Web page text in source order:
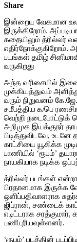
Share
இன்றைய வேகமான
இருக்கிறோம்.
கதையிலும் த்ரில்லர்
எதிர்நோக்குகிறோம்.
படங்கள் தமிழ்
வருகிறது
அந்த வரிசையில்
முக்கியத்துவம்
வரும் நிறுவனம்
சமீபத்திய க/பெ
வெற்றி நடைபோட்டுக்
அறிமுக இயக்குநர்
பிடித்துவிடவே, உடனே
காட்சியை யூகிக்க
பாணியில் ‘ரூபம்’
நாயகியாக நடிக்க
த்ரில்லர் படங்கள்
பிரதானமாக இருக்க
ஒளிப்பதிவாளராக
ஜிப்ரான், சண்டைக்
எடிட்டராக
பணிபுரியவுள்ளனர்.
‘ரூபம்’ படத்தின்